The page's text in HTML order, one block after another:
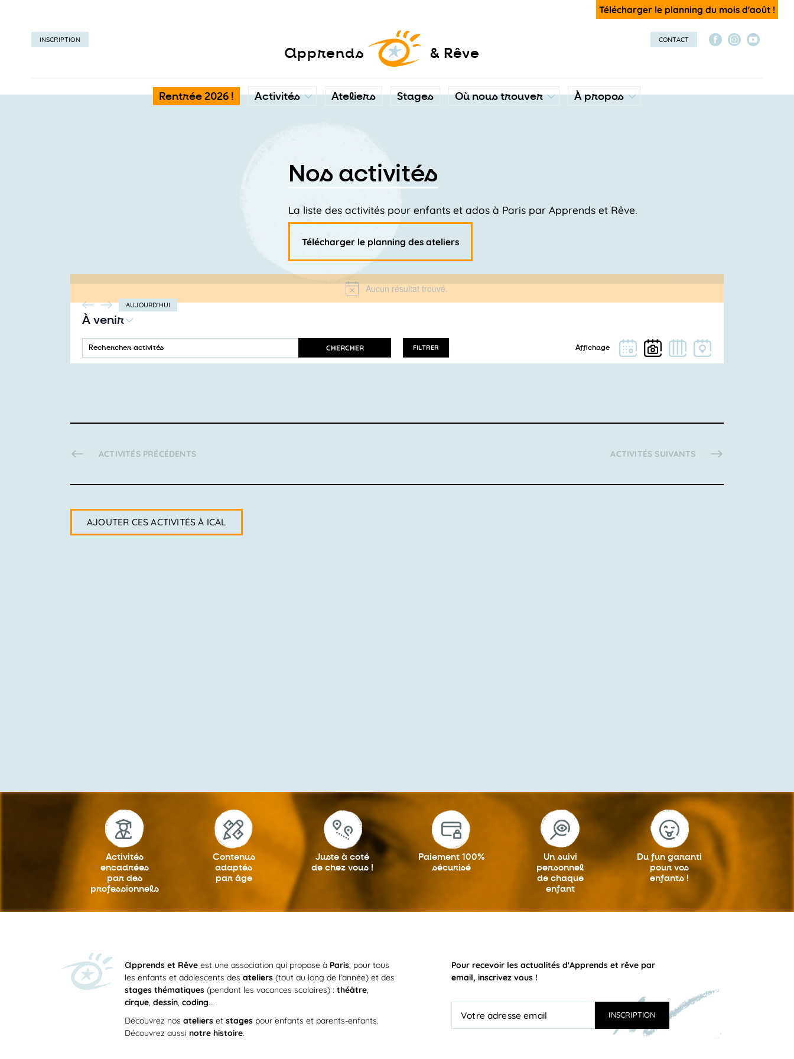
Télécharger le planning du mois d'août !
apprends & Rêve
Rentrée 2026 ! Activités Ateliers Stages Où nous trouver À propos
CONTACT
INSCRIPTION
Nos activités
La liste des activités pour enfants et ados à Paris par Apprends et Rêve.
Télécharger le planning des ateliers
Notice
Aucun résultat trouvé.
AUJOURD’HUI
À venir
LA
DATE
Recherche
de
vues
SAISIR
MOT-
CLÉ.
CHERCHER FILTRER
ACTIVITÉSPRÉCÉDENTS ACTIVITÉS SUIVANTS
AJOUTER CES ACTIVITÉS À ICAL
Activités
encadrées
par des
professionnels
Contenus
adaptés
par âge
Juste à coté
de chez vous !
Paiement 100%
sécurisé
Un suivi
personnel
de chaque
enfant
Du fun garanti
pour vos
enfants !
apprends et Rêve est une association qui propose à Paris, pour tous
les enfants et adolescents desateliers (tout au long de l'année) et des
stages thématiques (pendant les vacances scolaires) :théâtre,
cirque,dessin,coding...
Découvrez nosateliers etstages pour enfants et parents-enfants.
Découvrez aussinotre histoire.
Pour recevoir les actualités d'Apprends et rêve par
email, inscrivez vous !